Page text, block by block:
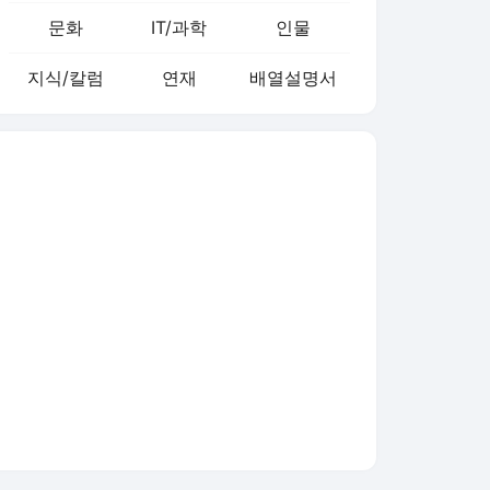
문화 IT/과학 인물
지식/칼럼 연재 배열설명서